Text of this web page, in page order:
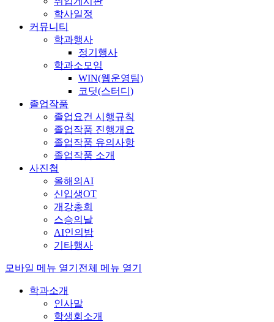
학사일정
커뮤니티
학과행사
정기행사
학과소모임
WIN(웹운영팀)
코딧(스터디)
졸업작품
졸업요건 시행규칙
졸업작품 진행개요
졸업작품 유의사항
졸업작품 소개
사진첩
올해의AI
신입생OT
개강총회
스승의날
AI인의밤
기타행사
모바일 메뉴 열기 전체 메뉴 열기
학과소개
인사말
학생회소개